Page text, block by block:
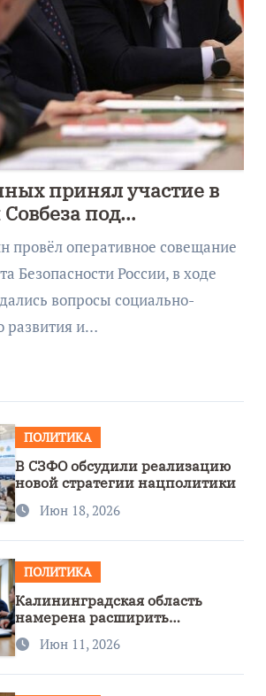
принял участие в
под
Путина
провёл оперативное совещание
Безопасности России, в ходе
вопросы социально-
развития и…
ПОЛИТИКА
В СЗФО обсудили реализацию
новой стратегии нацполитики
Июн 18, 2026
ПОЛИТИКА
Калининградская область
намерена расширить
сотрудничество с Узбекистаном
Июн 11, 2026